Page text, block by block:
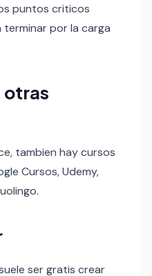
puntos criticos
por la carga
tambien hay cursos
Cursos, Udemy,
ser gratis crear